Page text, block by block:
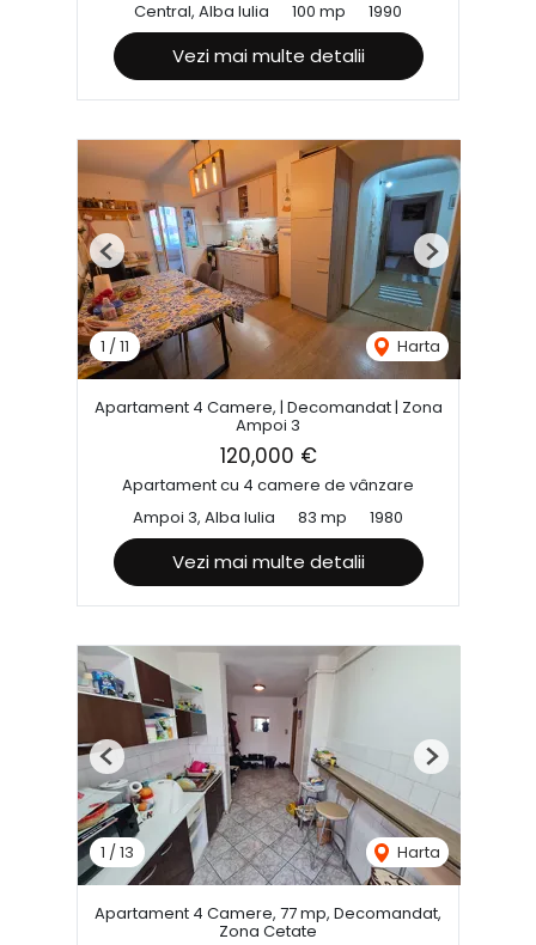
Central, Alba Iulia
100 mp 1990
Vezi mai multe detalii
1 / 11 Harta
Previous Next
Apartament 4 Camere, | Decomandat | Zona
Ampoi 3
120,000 €
Apartament cu 4 camere de vânzare
Ampoi 3, Alba Iulia
83 mp 1980
Vezi mai multe detalii
1 /13 Harta
Previous Next
Apartament 4 Camere, 77 mp, Decomandat,
Zona Cetate